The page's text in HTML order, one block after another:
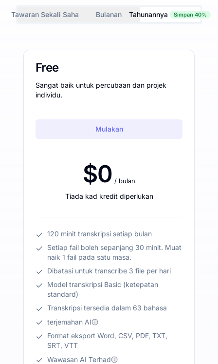
Tawaran Sekali Sahaja Bulanan Tahunannya Simpan 40%
Free
Sangat baik untuk percubaan dan projek
individu.
Mulakan
$0 / bulan
Tiada kad kredit diperlukan
120 minit transkripsi setiap bulan
Setiap fail boleh sepanjang 30 minit. Muat
naik 1 fail pada satu masa.
Dibatasi untuk transcribe 3 file per hari
Model transkripsi Basic (ketepatan
standard)
Transkripsi tersedia dalam 63 bahasa
terjemahan AI
Format eksport Word, CSV, PDF, TXT,
SRT, VTT
Wawasan AI Terhad